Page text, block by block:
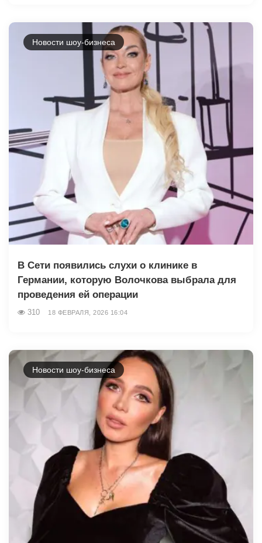
Новости шоу-бизнеса
В Сети появились слухи о клинике в
Германии, которую Волочкова выбрала для
проведения ей операции
310 18 ФЕВРАЛЯ, 2026 16:04
Новости шоу-бизнеса